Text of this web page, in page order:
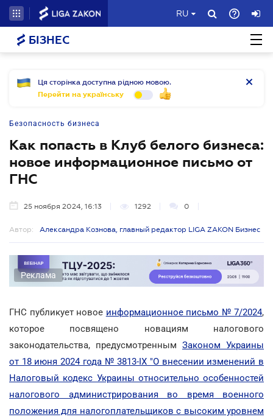
RU
БІЗНЕС
Ця сторінка доступна рідною мовою.
Перейти на українську
Безопасность бизнеса
Как попасть в Клуб белого бизнеса:
новое информационное письмо от
ГНС
25 ноября 2024, 16:13 1292 0
Автор: Александра Кознова, главный редактор LIGA ZAKON Бизнес
Реклама
ГНС публикует новое информационное письмо № 7/2024,
которое посвящено новациям налогового
законодательства, предусмотренным Законом Украины
от 18 июня 2024 года № 3813-IX "О внесении изменений в
Налоговый кодекс Украины относительно особенностей
налогового администрирования во время военного
положения для налогоплательщиков с высоким уровнем